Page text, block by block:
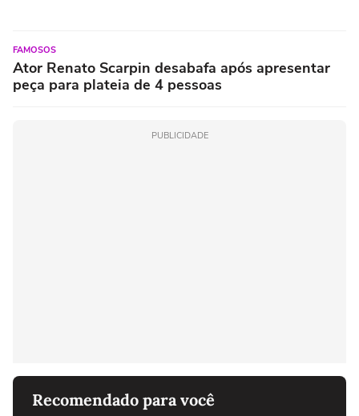
FAMOSOS
Ator Renato Scarpin desabafa após apresentar
peça para plateia de 4 pessoas
PUBLICIDADE
Recomendado para você